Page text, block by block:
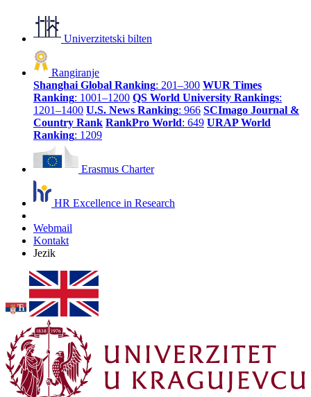
Univerzitetski bilten
Rangiranje
Shanghai Global Ranking: 201–300 WUR Times
Ranking: 1001–1200 QS World University Rankings:
1201–1400 U.S. News Ranking: 966 SCImago Journal &
Country Rank RankPro World: 649 URAP World
Ranking: 1209
Erasmus Charter
HR Excellence in Research
Webmail
Kontakt
Jezik